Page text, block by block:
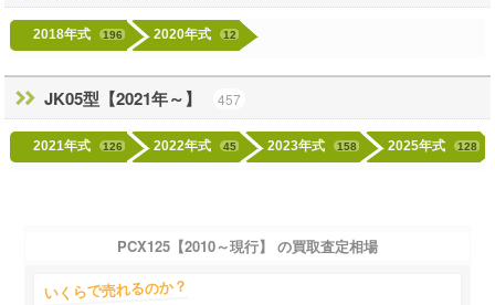
2018年式 196 2020年式 12
JK05型【2021年～】 457
2021年式 126 2022年式 45 2023年式 158 2025年式 128
PCX125【2010～現行】 の買取査定相場
いくらで売れるのか？